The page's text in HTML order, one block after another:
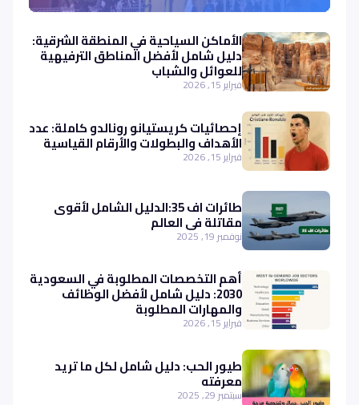
الأماكن السياحية في المنطقة الشرقية:
دليل شامل لأفضل المناطق الترفيهية
للعوائل والشباب
فبراير 15, 2026
إحصائيات كريستيانو رونالدو كاملة: عدد
الأهداف والبطولات والأرقام القياسية
فبراير 15, 2026
طائرات اف 35:الدليل الشامل لأقوى
مقاتلة في العالم
نوفمبر 19, 2025
أهم التخصصات المطلوبة في السعودية
2030: دليل شامل لأفضل الوظائف
والمهارات المطلوبة
فبراير 15, 2026
طيور الحب: دليل شامل لكل ما تريد
معرفته
سبتمبر 29, 2025